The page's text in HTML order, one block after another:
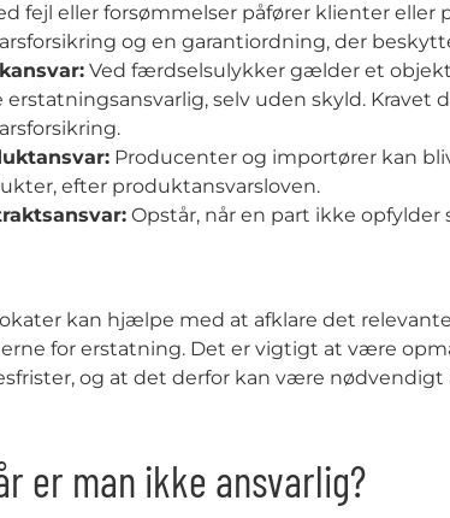
fejl eller forsømmelser påfører klienter
og en garantiordning, der
Ved færdselsulykker gælder et
selv uden skyld.
Producenter og importører kan
efter produktansvarsloven.
Opstår, når en part ikke opfylder
kan hjælpe med at afklare det
for erstatning. Det er vigtigt at være
og at det derfor kan være nødvendigt
er man ikke ansvarlig?